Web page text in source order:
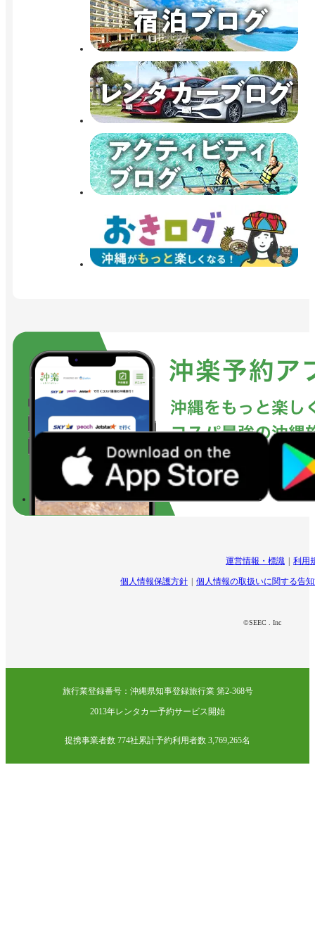
運営情報・標識 利用
個人情報保護方針 個人情報の取扱いに関する告
©SEEC . Inc
旅行業登録番号：沖縄県知事登録旅行業 第2-368号
2013年レンタカー予約サービス開始
提携事業者数 774社累計予約利用者数 3,769,265名